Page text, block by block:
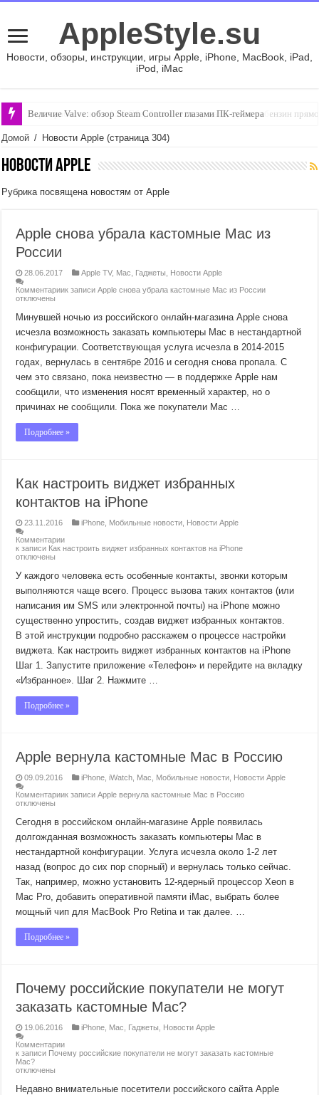
AppleStyle.su
Новости, обзоры, инструкции, игры Apple, iPhone, MacBook, iPad,
iPod, iMac
Величие Valve: обзор Steam Controller глазами ПК-геймера
Карта работающих АЗС Сбербанка — как узнать, где есть бензин
Домой / Новости Apple (страница 304)
Новости Apple
Рубрика посвящена новостям от Apple
Apple снова убрала кастомные Mac из
России
28.06.2017 Apple TV, Mac Гаджеты
Новости Apple
Комментариик записи Apple снова убрала кастомные Mac из России
отключены
Минувшей ночью из российского онлайн-магазина Apple снова
исчезла возможность заказать компьютеры Mac в нестандартной
конфигурации. Соответствующая услуга исчезла в 2014-2015
годах, вернулась в сентябре 2016 и сегодня снова пропала. С
чем это связано, пока неизвестно — в поддержке Apple нам
сообщили, что изменения носят временный характер, но о
причинах не сообщили. Пока же покупатели Mac …
Подробнее »
Как настроить виджет избранных
контактов на iPhone
23.11.2016 iPhone Мобильные новости Новости Apple
Комментарии
к записи Как настроить виджет избранных контактов на iPhone
отключены
У каждого человека есть особенные контакты, звонки которым
выполняются чаще всего. Процесс вызова таких контактов (или
написания им SMS или электронной почты) на iPhone можно
существенно упростить, создав виджет избранных контактов.
В этой инструкции подробно расскажем о процессе настройки
виджета. Как настроить виджет избранных контактов на iPhone
Шаг 1. Запустите приложение «Телефон» и перейдите на вкладку
«Избранное». Шаг 2. Нажмите …
Подробнее »
Apple вернула кастомные Mac в Россию
09.09.2016 iPhone ,iWatch Mac Мобильные новости Новости Apple
Комментариик записи Apple вернула кастомные Mac в Россию
отключены
Сегодня в российском онлайн-магазине Apple появилась
долгожданная возможность заказать компьютеры Mac в
нестандартной конфигурации. Услуга исчезла около 1-2 лет
назад (вопрос до сих пор спорный) и вернулась только сейчас.
Так, например, можно установить 12-ядерный процессор Xeon в
Mac Pro, добавить оперативной памяти iMac, выбрать более
мощный чип для MacBook Pro Retina и так далее. …
Подробнее »
Почему российские покупатели не могут
заказать кастомные Mac?
19.06.2016 iPhone Mac Гаджеты
Новости Apple
Комментарии
к записи Почему российские покупатели не могут заказать кастомные
Mac?
отключены
Недавно внимательные посетители российского сайта Apple